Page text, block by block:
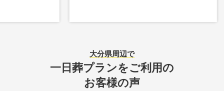
大分県周辺で
一日葬プランをご利用の
お客様の声